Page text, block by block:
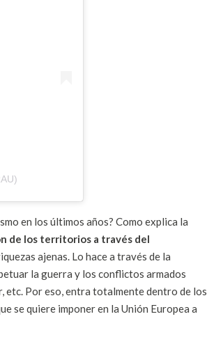
en los últimos años? Como explica la
de los territorios a través del
ajenas. Lo hace a través de la
la guerra y los conflictos armados
etc. Por eso, entra totalmente dentro de los
se quiere imponer en la Unión Europea a